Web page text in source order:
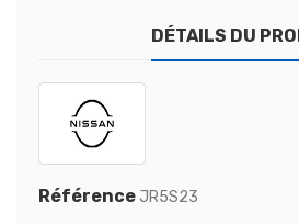
DÉTAILS DU
Référence JR5S23